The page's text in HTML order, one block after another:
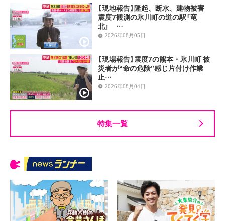
【現地報告】隆起、断水、建物被害
震度7観測の氷川町の道の駅「竜
北」 …
2026年08月05日
【現場報告】震度7の熊本・氷川町 被
災者が“命の危険”感じ片付け作業
止…
2026年08月04日
特集一覧